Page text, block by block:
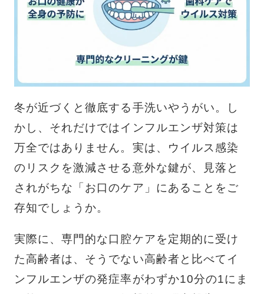
冬が近づくと徹底する手洗いやうがい。し
かし、それだけではインフルエンザ対策は
万全ではありません。実は、ウイルス感染
のリスクを激減させる意外な鍵が、見落と
されがちな「お口のケア」にあることをご
存知でしょうか。
実際に、専門的な口腔ケアを定期的に受け
た高齢者は、そうでない高齢者と比べてイ
ンフルエンザの発症率がわずか10分の1にま